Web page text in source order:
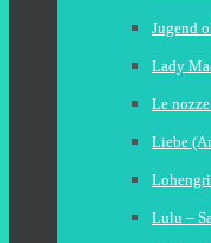
Jugend
Lady
Le
Liebe
Lulu –